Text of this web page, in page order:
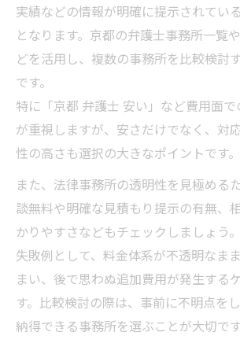
悪評や評判を見極めるための比
弁護士事務所の評判をチェ
悪評が多い弁護士を避ける見
口コミや体験談の信ぴょう性
弁護士の対応実績から評価を
評判とサービス品質を総合的
年収やキャリアから見る弁護士業
弁護士の年収事情と業界の現
キャリアによる弁護士の働き
経験年数が年収や信頼性に与
弁護士事務所の規模と待遇の
転職希望者が知っておくべき
実績などの情報が明確に提示されてい
となります。京都の弁護士事務所一覧
どを活用し、複数の事務所を比較検討
です。
特に「京都 弁護士 安い」など費用面
が重視しますが、安さだけでなく、対
性の高さも選択の大きなポイントです。
また、法律事務所の透明性を見極める
談無料や明確な見積もり提示の有無、
かりやすさなどもチェックしましょう。
失敗例として、料金体系が不透明なま
まい、後で思わぬ追加費用が発生する
す。比較検討の際は、事前に不明点を
納得できる事務所を選ぶことが大切です